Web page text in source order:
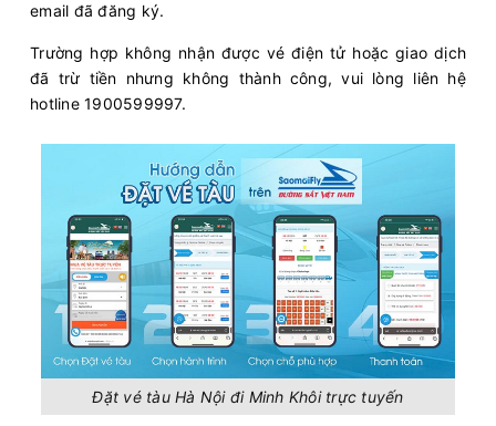
email đã đăng ký.
Trường hợp không nhận được vé điện tử hoặc giao dịch
đã trừ tiền nhưng không thành công, vui lòng liên hệ
hotline 1900599997.
Đặt vé tàu Hà Nội đi Minh Khôi trực tuyến